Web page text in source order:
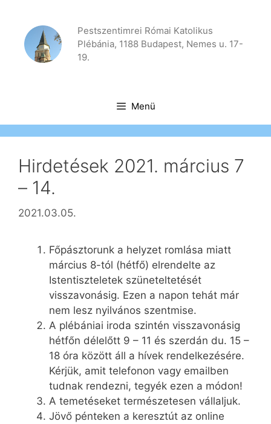
tartalomba
Pestszentimrei Római Katolikus
Plébánia, 1188 Budapest, Nemes u. 17-
19.
Menü
Hirdetések 2021. március 7
– 14.
2021.03.05.
Főpásztorunk a helyzet romlása miatt
március 8-tól (hétfő) elrendelte az
Istentiszteletek szüneteltetését
visszavonásig. Ezen a napon tehát már
nem lesz nyilvános szentmise.
A plébániai iroda szintén visszavonásig
hétfőn délelőtt 9 – 11 és szerdán du. 15 –
18 óra között áll a hívek rendelkezésére.
Kérjük, amit telefonon vagy emailben
tudnak rendezni, tegyék ezen a módon!
A temetéseket természetesen vállaljuk.
Jövő pénteken a keresztút az online